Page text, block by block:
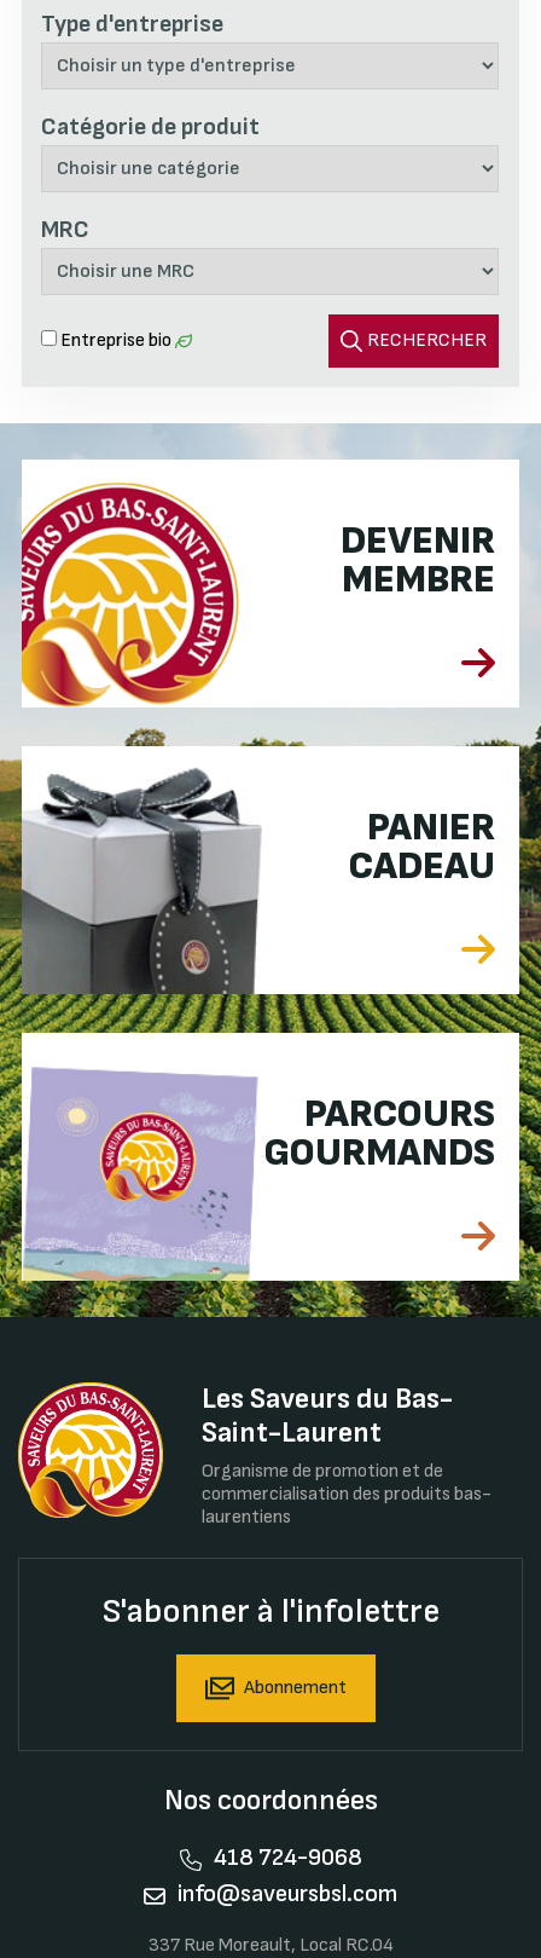
Type d'entreprise
Catégorie de produit
MRC
Entreprise bio RECHERCHER
DEVENIR
MEMBRE
PANIER
CADEAU
PARCOURS
GOURMANDS
Les Saveurs du Bas-
Saint-Laurent
Organisme de promotion et de
commercialisation des produits bas-
laurentiens
S'abonner à l'infolettre
Abonnement
Nos coordonnées
418 724-9068
info@saveursbsl.com
337 Rue Moreault, Local RC.04